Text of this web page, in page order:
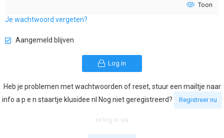
Toon
Je wachtwoord vergeten?
Aangemeld blijven
Log in
Heb je problemen met wachtwoorden of reset, stuur een mailtje naar
info a p e n staartje klusidee nl Nog niet geregistreerd?
Registreer nu
or log in via